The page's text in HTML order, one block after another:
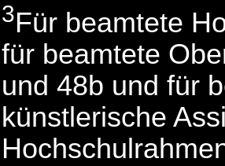
3Für beamtete
für beamtete
und 48b und für
künstlerische